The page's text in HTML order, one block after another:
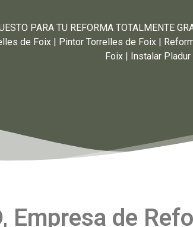
PARA TU REFORMA TOTALMENTE
de Foix | Pintor Torrelles de Foix |
Foix | Instalar
Empresa de